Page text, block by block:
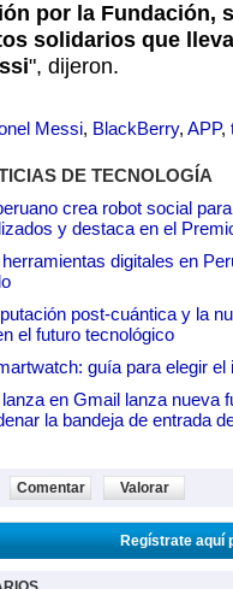
por la Fundación,
solidarios que
", dijeron.
Messi, BlackBerry, APP,
DE TECNOLOGÍA
crea robot social
y destaca en el
digitales en
post-cuántica y la
el futuro tecnológico
guía para elegir el
en Gmail lanza nueva
la bandeja de entrada
Comentar Valorar
Regístrate aquí